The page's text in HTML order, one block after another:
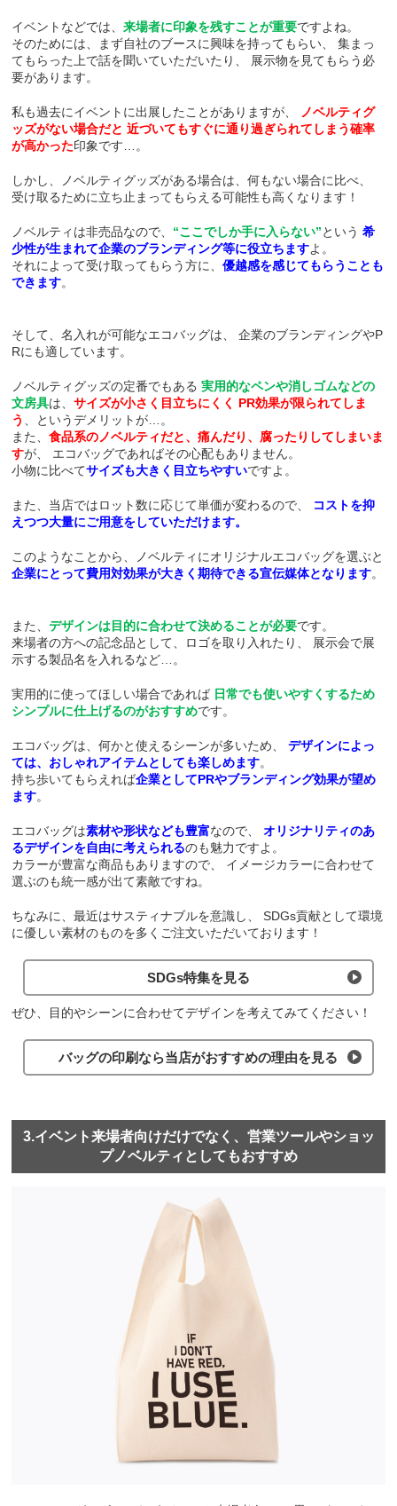
イベントなどでは、来場者に印象を残すことが重要ですよね。
そのためには、まず自社のブースに興味を持ってもらい、
集まっ
てもらった上で話を聞いていただいたり、
展示物を見てもらう必
要があります。
私も過去にイベントに出展したことがありますが、
ノベルティグ
ッズがない場合だと 近づいてもすぐに通り過ぎられてしまう確率
が高かった印象です…。
しかし、ノベルティグッズがある場合は、何もない場合に比べ、
受け取るために立ち止まってもらえる可能性も高くなります！
ノベルティは非売品なので、 “ここでしか手に入らない”という 希
少性が生まれて企業のブランディング等に役立ちますよ。
それによって受け取ってもらう方に、優越感を感じてもらうことも
できます。
そして、名入れが可能なエコバッグは、
企業のブランディングやP
Rにも適しています。
ノベルティグッズの定番でもある 実用的なペンや消しゴムなどの
文房具は、サイズが小さく目立ちにくく PR効果が限られてしま
う
、というデメリットが…。
また、食品系のノベルティだと、痛んだり、腐ったりしてしまいま
すが、
エコバッグであればその心配もありません。
小物に比べてサイズも大きく目立ちやすいですよ。
また、当店ではロット数に応じて単価が変わるので、
コストを抑
えつつ大量にご用意をしていただけます。
このようなことから、ノベルティにオリジナルエコバッグを選ぶと
企業にとって費用対効果が大きく期待できる宣伝媒体となります。
また、デザインは目的に合わせて決めることが必要です。
来場者の方への記念品として、ロゴを取り入れたり、
展示会で展
示する製品名を入れるなど…。
実用的に使ってほしい場合であれば 日常でも使いやすくするため
シンプルに仕上げるのがおすすめです。
エコバッグは、何かと使えるシーンが多いため、
デザインによっ
ては、おしゃれアイテムとしても楽しめます。
持ち歩いてもらえれば企業としてPRやブランディング効果が望め
ます。
エコバッグは素材や形状なども豊富なので、
オリジナリティのあ
るデザインを自由に考えられるのも魅力ですよ。
カラーが豊富な商品もありますので、
イメージカラーに合わせて
選ぶのも統一感が出て素敵ですね。
ちなみに、最近はサスティナブルを意識し、
SDGs貢献として環境
に優しい素材のものを多くご注文いただいております！
SDGs特集を見る
ぜひ、目的やシーンに合わせてデザインを考えてみてください！
バッグの印刷なら当店がおすすめの理由を見る
3.イベント来場者向けだけでなく、営業ツールやショッ
プノベルティとしてもおすすめ